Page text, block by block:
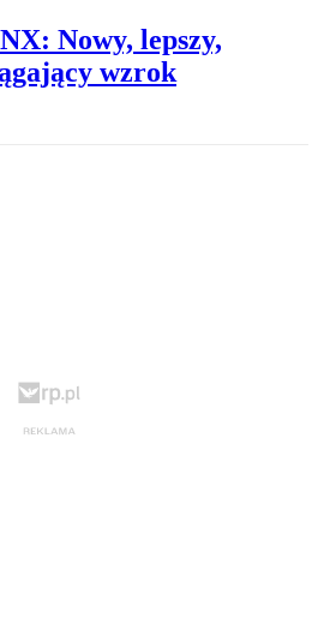
Nowy, lepszy,
wzrok